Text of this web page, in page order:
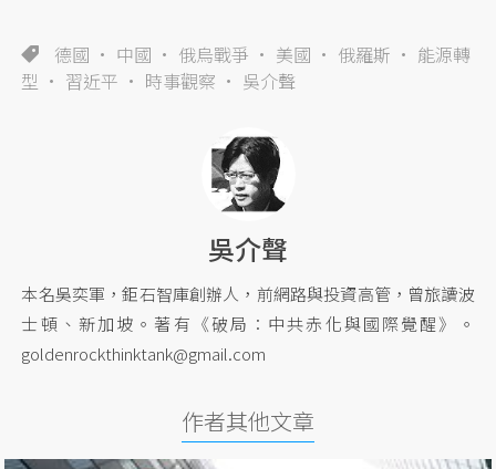
德國 中國 俄烏戰爭 美國 俄羅斯
能源轉
型
習近平 時事觀察 吳介聲
吳介聲
本名吳奕軍，鉅石智庫創辦人，前網路與投資高管，曾旅讀波
士頓、新加坡。著有《破局：中共赤化與國際覺醒》。
goldenrockthinktank@gmail.com
作者其他文章